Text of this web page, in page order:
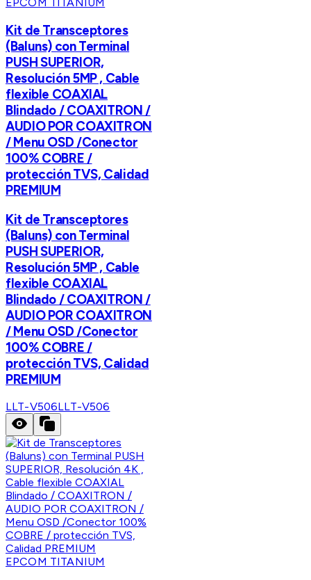
Kit de Transceptores
(Baluns) con Terminal
PUSH SUPERIOR,
Resolución 5MP , Cable
flexible COAXIAL
Blindado / COAXITRON /
AUDIO POR COAXITRON
/ Menu OSD /Conector
100% COBRE /
protección TVS, Calidad
PREMIUM
Kit de Transceptores
(Baluns) con Terminal
PUSH SUPERIOR,
Resolución 5MP , Cable
flexible COAXIAL
Blindado / COAXITRON /
AUDIO POR COAXITRON
/ Menu OSD /Conector
100% COBRE /
protección TVS, Calidad
PREMIUM
LLT-V506LLT-V506
EPCOM TITANIUM